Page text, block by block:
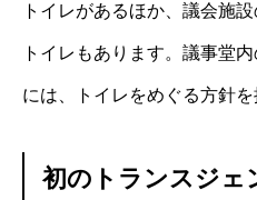
トイレがあるほか、議会施
トイレもあります。議事堂
には、トイレをめぐる方針
初のトランスジェ